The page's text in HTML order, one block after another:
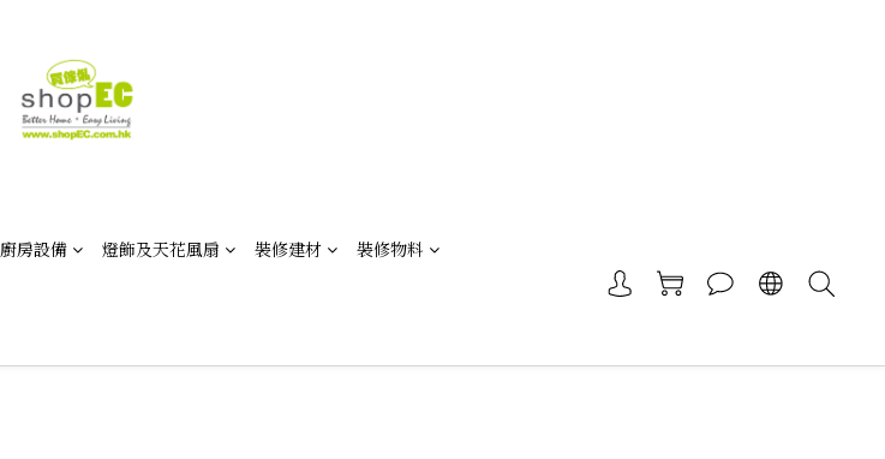
廚房設備 燈飾及天花風扇 裝修建材 裝修物料